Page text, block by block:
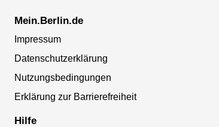
Mein.Berlin.de
Impressum
Datenschutzerklärung
Nutzungsbedingungen
Erklärung zur Barrierefreiheit
Hilfe